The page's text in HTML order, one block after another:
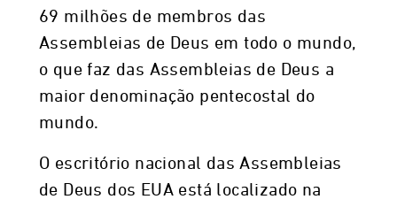
69 milhões de membros das
Assembleias de Deus em todo o mundo,
o que faz das Assembleias de Deus a
maior denominação pentecostal do
mundo.
O escritório nacional das Assembleias
de Deus dos EUA está localizado na